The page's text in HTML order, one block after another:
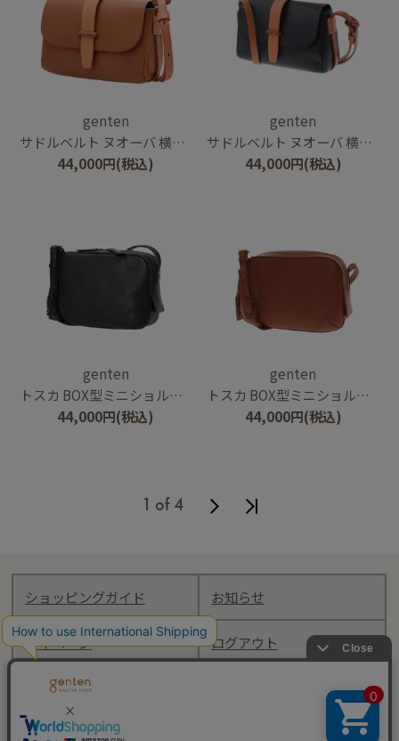
genten
サドルベルト ヌオーバ 横型コンパクトショルダーバッグ
44,000円(税込)
genten
サドルベルト ヌオーバ 横型コンパクトショルダーバッグ
44,000円(税込)
genten
トスカ BOX型ミニショルダーバッグ
44,000円(税込)
genten
トスカ BOX型ミニショルダーバッグ
44,000円(税込)
1 of 4
ショッピングガイド お知らせ
マイページ ログアウト